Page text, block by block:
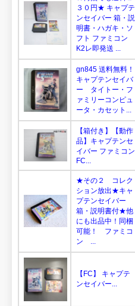
３０円★ キャプテ
ンセイバー 箱・説
明書・ハガキ・ソ
フト ファミコン
K2レ即発送 ...
gn845 送料無料！
キャプテンセイバ
ー タイトー・フ
ァミリーコンピュ
ータ・カセット...
【箱付き】【動作
品】キャプテンセ
イバー ファミコン
FC...
★その２ コレク
ション放出★キャ
プテンセイバー
箱・説明書付★他
にも出品中！同梱
可能！ ファミコ
ン ...
【FC】 キャプテ
ンセイバー...